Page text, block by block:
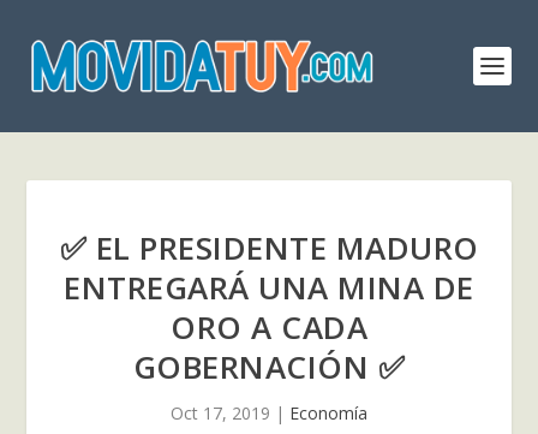
✅ EL PRESIDENTE MADURO
ENTREGARÁ UNA MINA DE
ORO A CADA
GOBERNACIÓN ✅
Oct 17, 2019 | Economía